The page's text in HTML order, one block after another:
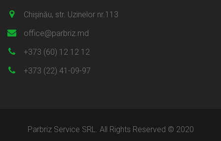
Chișinău, str. Uzinelor nr.113
office@parbriz.md
+373 (60) 12 12 12
+373 (22) 41-09-97
Parbriz Service SRL. All Rights Reserved © 2020